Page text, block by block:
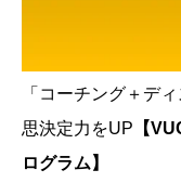
「コーチング＋デ
思決定力をUP 【
ログラム】